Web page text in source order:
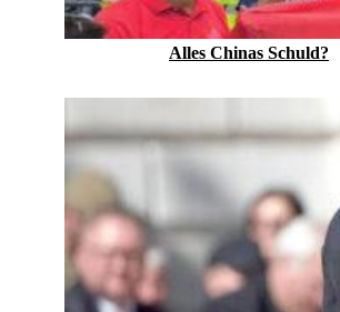
Alles Chinas Schuld?